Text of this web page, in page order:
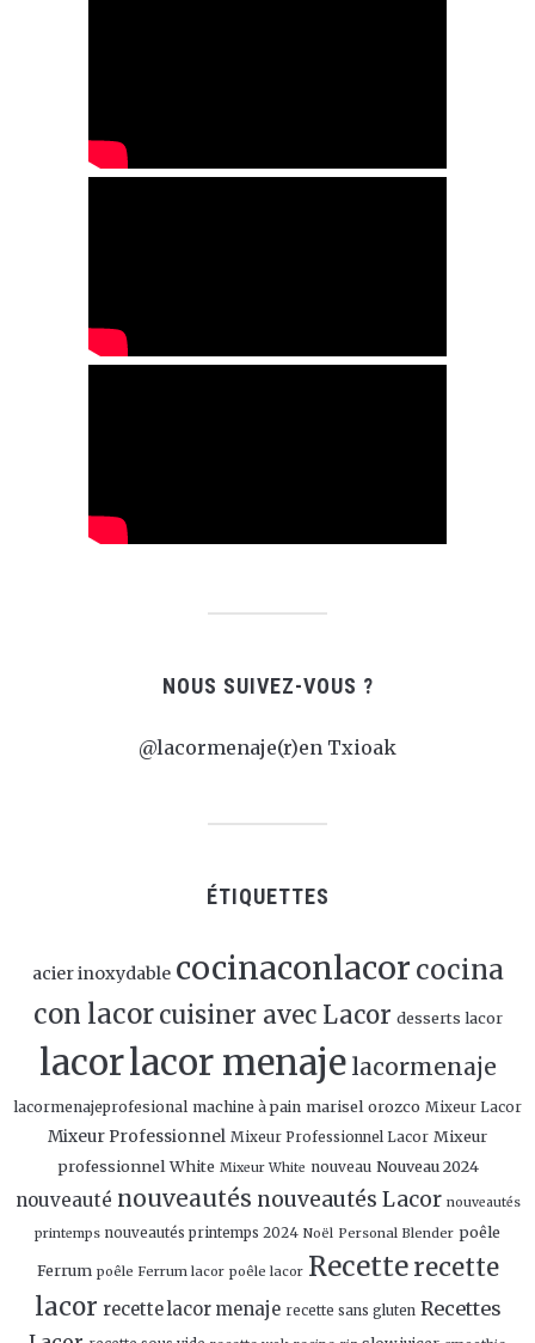
NOUS SUIVEZ-VOUS ?
@lacormenaje(r)en Txioak
ÉTIQUETTES
acier inoxydable cocinaconlacor cocina
con lacor cuisiner avec Lacor desserts lacor
lacorlacor menaje lacormenaje
lacormenajeprofesional machine à pain marisel orozco Mixeur Lacor
Mixeur Professionnel Mixeur Professionnel Lacor Mixeur
professionnel White Mixeur White nouveau Nouveau 2024
nouveauté nouveautés nouveautés Lacor nouveautés
printemps nouveautés printemps 2024 Noël Personal Blender poêle
Ferrum poêle Ferrum lacor poêle lacor Recette recette
lacor recette lacor menaje recette sans gluten Recettes